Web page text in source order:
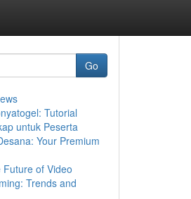
Go
Tutorial
untuk Peserta
Your Premium
Future of Video
Trends and